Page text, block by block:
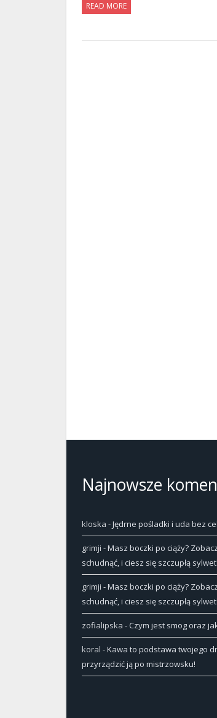
READ MORE
Najnowsze
kloska -Jędrne pośladki i uda bez
grimji -Masz boczki po ciąży?
schudnąć, i ciesz się szczupłą
grimji -Masz boczki po ciąży?
schudnąć, i ciesz się szczupłą
zofialipska -Czym jest smog oraz
koral -Kawa to podstawa twojego
przyrządzić ją po mistrzowsku!